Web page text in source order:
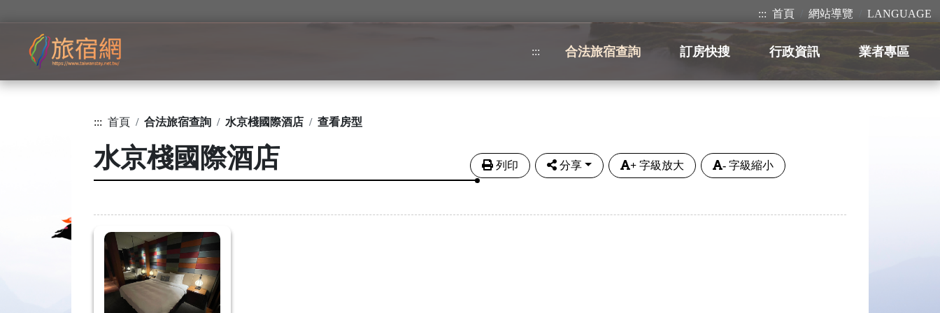
::: 首頁 網站導覽 LANGUAGE
::: 合法旅宿查詢 訂房快搜 行政資訊 業者專區
::: 首頁 合法旅宿查詢 水京棧國際酒店 查看房型
水京棧國際酒店 列印 分享 + 字級放大 - 字級縮小